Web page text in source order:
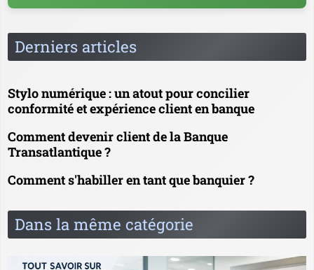
Derniers articles
Stylo numérique : un atout pour concilier
conformité et expérience client en banque
Comment devenir client de la Banque
Transatlantique ?
Comment s'habiller en tant que banquier ?
Dans la même catégorie